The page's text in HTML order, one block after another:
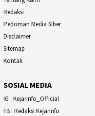
Redaksi
Pedoman Media Siber
Disclaimer
Sitemap
Kontak
SOSIAL MEDIA
IG : Kejarinfo_Official
FB : Redaksi Kejarinfo